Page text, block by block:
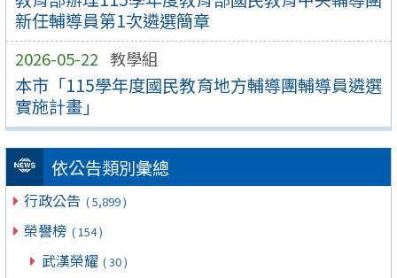
新任輔導員第1次遴選簡章
2026-05-22 教學組
本市「115學年度國民教育地方輔導團輔導員遴選
實施計畫」
依公告類別彙總
行政公告 ( 5,899 )
榮譽榜 ( 154 )
武漢榮耀 ( 30 )